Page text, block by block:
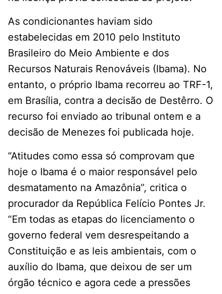
As condicionantes haviam sido
estabelecidas em 2010 pelo Instituto
Brasileiro do Meio Ambiente e dos
Recursos Naturais Renováveis (Ibama). No
entanto, o próprio Ibama recorreu ao TRF-1,
em Brasília, contra a decisão de Destêrro. O
recurso foi enviado ao tribunal ontem e a
decisão de Menezes foi publicada hoje.
“Atitudes como essa só comprovam que
hoje o Ibama é o maior responsável pelo
desmatamento na Amazônia”, critica o
procurador da República Felício Pontes Jr.
“Em todas as etapas do licenciamento o
governo federal vem desrespeitando a
Constituição e as leis ambientais, com o
auxílio do Ibama, que deixou de ser um
órgão técnico e agora cede a pressões